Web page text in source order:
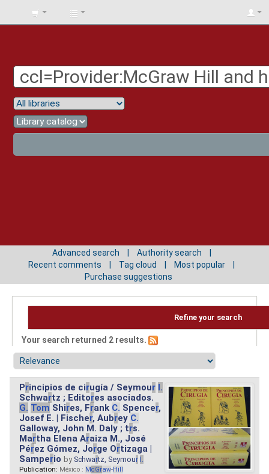
BIBLIOTECA
Advanced search
Authority search
Recent comments
Tag cloud
Most popular
Purchase suggestions
Refine your search
Your search returned 2 results.
Principios de cirugía / Seymour I.
Schwartz ; Editores asociados.
G. Tom Shires, Frank C. Spencer,
Josef E. | Fischer, Aubrey C.
Galloway, John M. Daly ; trs.
Martha Elena Araiza M., José
Pérez Gómez, Jorge Ortizaga |
Samperio by Schwartz, Seymour I.
Publication: México : McGraw-Hill